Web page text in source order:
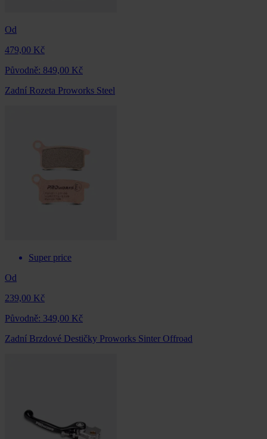
Od
479,00 Kč
Původně: 849,00 Kč
Zadní Rozeta Proworks Steel
Super price
Od
239,00 Kč
Původně: 349,00 Kč
Zadní Brzdové Destičky Proworks Sinter Offroad